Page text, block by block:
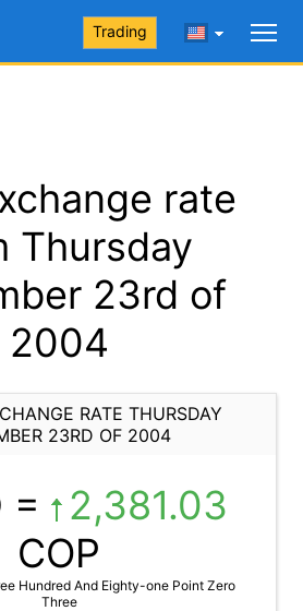
Trading
rate
Thursday
23rd of
2004
RATE THURSDAY
23RD OF 2004
=
2,381.03
COP
Hundred And Eighty-one Point Zero
Three